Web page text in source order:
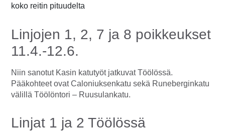
koko reitin pituudelta
Linjojen 1, 2, 7 ja 8 poikkeukset
11.4.-12.6.
Niin sanotut Kasin katutyöt jatkuvat Töölössä.
Pääkohteet ovat Caloniuksenkatu sekä Runeberginkatu
välillä Töölöntori – Ruusulankatu.
Linjat 1 ja 2 Töölössä